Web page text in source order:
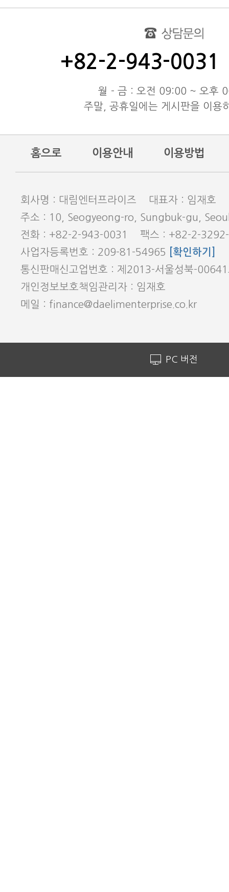
여름 휴가 배송 지연 안내
동해물과 백두산이 마르고
동해물과 백두산이 마르고
동해물과 백두산이 마르고
+82-2-943-0031
월 - 금 : 오전 09:00 ~ 오후
주말, 공휴일에는 게시판을 이용
홈으로 이용안내 이용방법
회사명 : 대림엔터프라이즈 대표자 : 임재호
주소 : 10, Seogyeong-ro, Sungbuk-gu,
전화 : +82-2-943-0031 팩스 : +82-2-
사업자등록번호 : 209-81-54965
[확인하기]
통신판매신고업번호 : 제2013-서울성북-
개인정보보호책임관리자 : 임재호
메일 : finance@daelimenterprise.co.kr
PC 버전